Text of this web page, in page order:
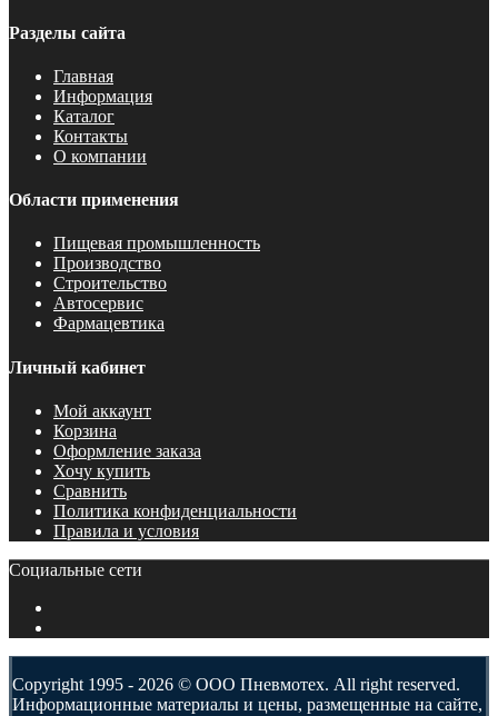
Разделы сайта
Главная
Информация
Каталог
Контакты
О компании
Области применения
Пищевая промышленность
Производство
Строительство
Автосервис
Фармацевтика
Личный кабинет
Мой аккаунт
Корзина
Оформление заказа
Хочу купить
Сравнить
Политика конфиденциальности
Правила и условия
Социальные сети
Copyright 1995 - 2026 © ООО Пневмотех. All right reserved.
Информационные материалы и цены, размещенные на сайте,